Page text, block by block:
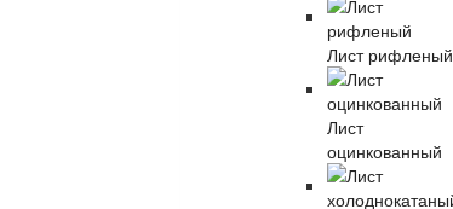
Лист рифленый
Лист
оцинкованный